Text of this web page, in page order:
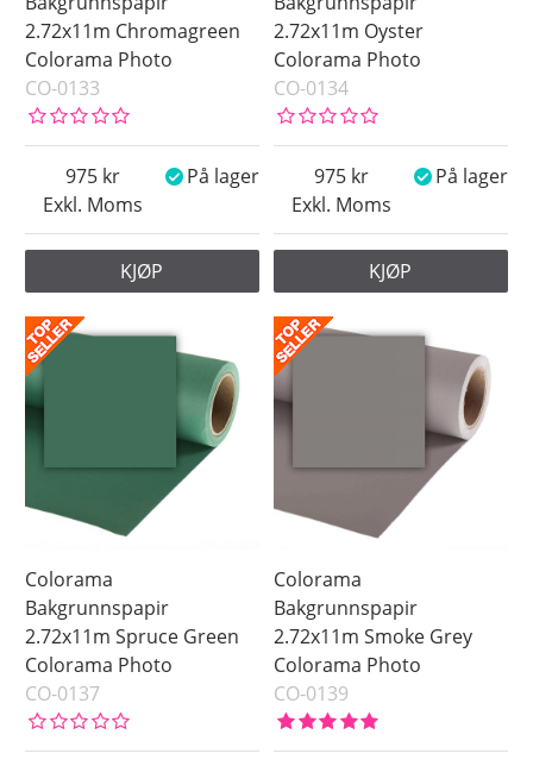
2.72x11m Chromagreen
Colorama Photo
CO-0133
Exkl. Moms
975 På lager
KJØP
2.72x11m Oyster
Colorama Photo
CO-0134
Exkl. Moms
975 På lager
KJØP
Colorama
Bakgrunnspapir
2.72x11m Spruce Green
Colorama Photo
CO-0137
Colorama
Bakgrunnspapir
2.72x11m Smoke Grey
Colorama Photo
CO-0139